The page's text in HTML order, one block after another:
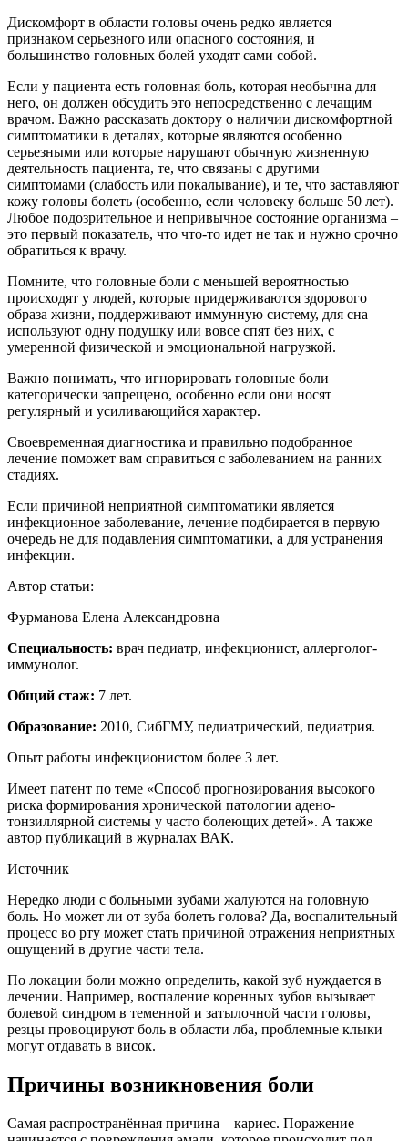
Дискомфорт в области головы очень редко является
признаком серьезного или опасного состояния, и
большинство головных болей уходят сами собой.
Если у пациента есть головная боль, которая необычна для
него, он должен обсудить это непосредственно с лечащим
врачом. Важно рассказать доктору о наличии дискомфортной
симптоматики в деталях, которые являются особенно
серьезными или которые нарушают обычную жизненную
деятельность пациента, те, что связаны с другими
симптомами (слабость или покалывание), и те, что заставляют
кожу головы болеть (особенно, если человеку больше 50 лет).
Любое подозрительное и непривычное состояние организма –
это первый показатель, что что-то идет не так и нужно срочно
обратиться к врачу.
Помните, что головные боли с меньшей вероятностью
происходят у людей, которые придерживаются здорового
образа жизни, поддерживают иммунную систему, для сна
используют одну подушку или вовсе спят без них, с
умеренной физической и эмоциональной нагрузкой.
Важно понимать, что игнорировать головные боли
категорически запрещено, особенно если они носят
регулярный и усиливающийся характер.
Своевременная диагностика и правильно подобранное
лечение поможет вам справиться с заболеванием на ранних
стадиях.
Если причиной неприятной симптоматики является
инфекционное заболевание, лечение подбирается в первую
очередь не для подавления симптоматики, а для устранения
инфекции.
Автор статьи:
Фурманова Елена Александровна
Специальность: врач педиатр, инфекционист, аллерголог-
иммунолог.
Общий стаж: 7 лет.
Образование: 2010, СибГМУ, педиатрический, педиатрия.
Опыт работы инфекционистом более 3 лет.
Имеет патент по теме «Способ прогнозирования высокого
риска формирования хронической патологии адено-
тонзиллярной системы у часто болеющих детей». А также
автор публикаций в журналах ВАК.
Источник
Нередко люди с больными зубами жалуются на головную
боль. Но может ли от зуба болеть голова? Да, воспалительный
процесс во рту может стать причиной отражения неприятных
ощущений в другие части тела.
По локации боли можно определить, какой зуб нуждается в
лечении. Например, воспаление коренных зубов вызывает
болевой синдром в теменной и затылочной части головы,
резцы провоцируют боль в области лба, проблемные клыки
могут отдавать в висок.
Причины возникновения боли
Самая распространённая причина – кариес. Поражение